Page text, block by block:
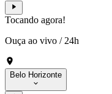
Tocando agora!
Ouça ao vivo / 24h
Belo Horizonte